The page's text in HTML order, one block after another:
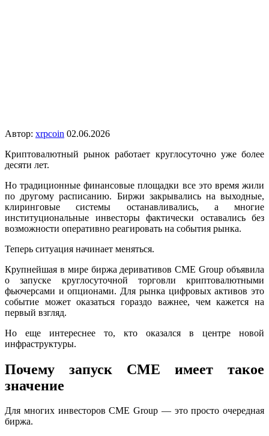
Автор: xrpcoin 02.06.2026
Криптовалютный рынок работает круглосуточно уже более
десяти лет.
Но традиционные финансовые площадки все это время жили
по другому расписанию. Биржи закрывались на выходные,
клиринговые системы останавливались, а многие
институциональные инвесторы фактически оставались без
возможности оперативно реагировать на события рынка.
Теперь ситуация начинает меняться.
Крупнейшая в мире биржа деривативов CME Group объявила
о запуске круглосуточной торговли криптовалютными
фьючерсами и опционами. Для рынка цифровых активов это
событие может оказаться гораздо важнее, чем кажется на
первый взгляд.
Но еще интереснее то, кто оказался в центре новой
инфраструктуры.
Почему запуск CME имеет такое
значение
Для многих инвесторов CME Group — это просто очередная
биржа.